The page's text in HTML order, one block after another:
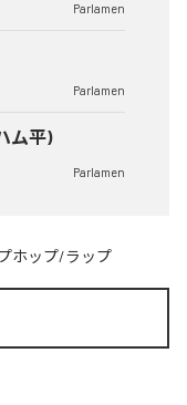
Parlamen
Parlamen
ム平)
Parlamen
ホップ/ラップ